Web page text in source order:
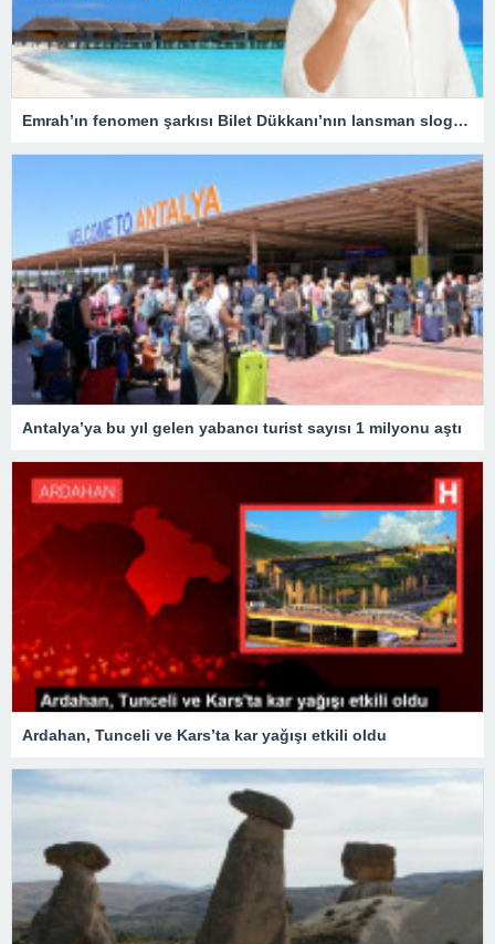
Emrah’ın fenomen şarkısı Bilet Dükkanı’nın lansman sloganı oldu
Antalya’ya bu yıl gelen yabancı turist sayısı 1 milyonu aştı
Ardahan, Tunceli ve Kars’ta kar yağışı etkili oldu